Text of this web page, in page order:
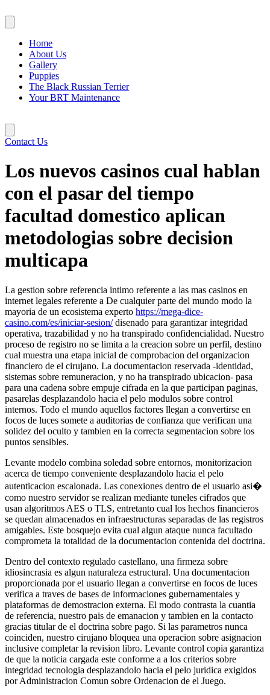
to
content
Home
About Us
Gallery
Puppies
The Black Russian Terrier
Your BRT Maintenance
Contact Us
Los nuevos casinos cual hablan
con el pasar del tiempo
facultad domestico aplican
metodologias sobre decision
multicapa
La gestion sobre referencia intimo referente a las mas casinos en
internet legales referente a De cualquier parte del mundo modo la
mayoria de un ecosistema experto https://mega-dice-
casino.com/es/iniciar-sesion/disenado para garantizar integridad
operativa, trazabilidad y no ha transpirado confidencialidad. Nuestro
proceso de registro no se limita a la creacion sobre un perfil, destino
cual muestra una etapa inicial de comprobacion del organizacion
financiero de el cirujano. La documentacion reservada -identidad,
sistemas sobre remuneracion, y no ha transpirado ubicacion- pasa
para una cadena sobre empuje cifrada en la que participan paginas,
pasarelas desplazandolo hacia el pelo modulos sobre control
internos. Todo el mundo aquellos factores llegan a convertirse en
focos de luces somete a auditorias de confianza que verifican una
solidez del oculto y tambien en la correcta segmentacion sobre los
puntos sensibles.
Levante modelo combina soledad sobre entornos, monitorizacion
acerca de tiempo conveniente desplazandolo hacia el pelo
autenticacion escalonada. Las conexiones dentro de el usuario asi�
como nuestro servidor se realizan mediante tuneles cifrados que
usan algoritmos AES o TLS, entretanto cual los hechos financieros
se quedan almacenados en infraestructuras separadas de las registros
amigables. Este bosquejo evita cual algun ataque nunca facultado
comprometa la totalidad de la documentacion contenida del doctrina.
Dentro del contexto regulado castellano, una firmeza sobre
idiosincrasia es algun naturaleza estructural. Una documentacion
proporcionada por el usuario llegan a convertirse en focos de luces
verifica a traves de bases de informaciones gubernamentales y
plataformas de demostracion externa. El modo contrasta la cuantia
de referencia, nuestro pais de emanacion y tambien en la contacto
gracias titular de el doctrina sobre pago. Si las parametros nunca
coinciden, nuestro cirujano bloquea una operacion sobre asignacion
inclusive completar la revision libro. Levante control copia garantiza
de que la noticia cargada este conforme a a los criterios sobre
integridad tecnologia desplazandolo hacia el pelo juridica exigidos
por Administracion Comun sobre Ordenacion de el Juego.